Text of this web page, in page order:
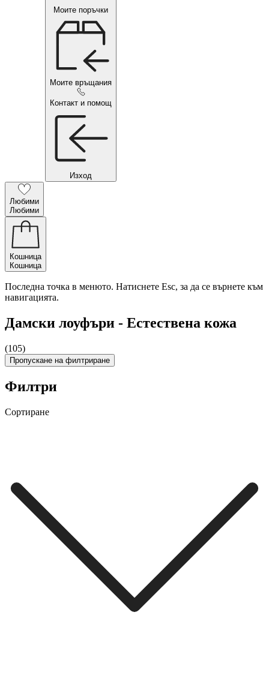
Моите поръчки
Моите връщания
Контакт и помощ
Изход
Любими
Любими
Кошница
Кошница
Последна точка в менюто. Натиснете Esc, за да се върнете към
навигацията.
Дамски лоуфъри - Естествена кожа
(105)
Пропускане на филтриране
Филтри
Сортиране